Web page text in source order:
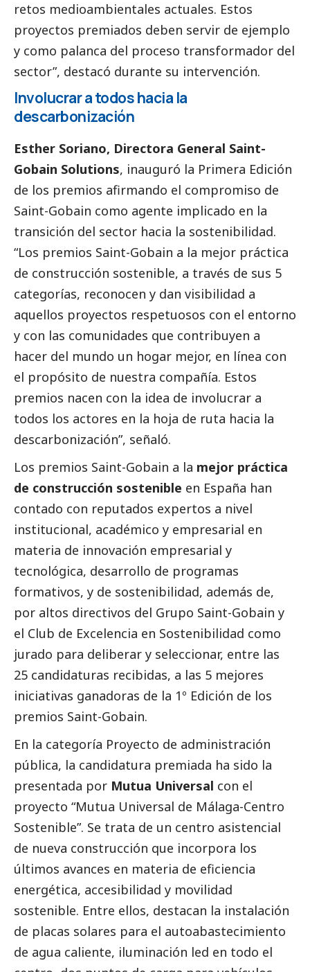
retos medioambientales actuales. Estos
proyectos premiados deben servir de ejemplo
y como palanca del proceso transformador del
sector”, destacó durante su intervención.
Involucrar a todos hacia la
descarbonización
Esther Soriano, Directora General Saint-
Gobain Solutions, inauguró la Primera Edición
de los premios afirmando el compromiso de
Saint-Gobain como agente implicado en la
transición del sector hacia la sostenibilidad.
“Los premios Saint-Gobain a la mejor práctica
de construcción sostenible, a través de sus 5
categorías, reconocen y dan visibilidad a
aquellos proyectos respetuosos con el entorno
y con las comunidades que contribuyen a
hacer del mundo un hogar mejor, en línea con
el propósito de nuestra compañía. Estos
premios nacen con la idea de involucrar a
todos los actores en la hoja de ruta hacia la
descarbonización”, señaló.
Los premios Saint-Gobain a la mejor práctica
de construcción sostenible en España han
contado con reputados expertos a nivel
institucional, académico y empresarial en
materia de innovación empresarial y
tecnológica, desarrollo de programas
formativos, y de sostenibilidad, además de,
por altos directivos del Grupo Saint-Gobain y
el Club de Excelencia en Sostenibilidad como
jurado para deliberar y seleccionar, entre las
25 candidaturas recibidas, a las 5 mejores
iniciativas ganadoras de la 1º Edición de los
premios Saint-Gobain.
En la categoría Proyecto de administración
pública, la candidatura premiada ha sido la
presentada por Mutua Universal con el
proyecto “Mutua Universal de Málaga-Centro
Sostenible”. Se trata de un centro asistencial
de nueva construcción que incorpora los
últimos avances en materia de eficiencia
energética, accesibilidad y movilidad
sostenible. Entre ellos, destacan la instalación
de placas solares para el autoabastecimiento
de agua caliente, iluminación led en todo el